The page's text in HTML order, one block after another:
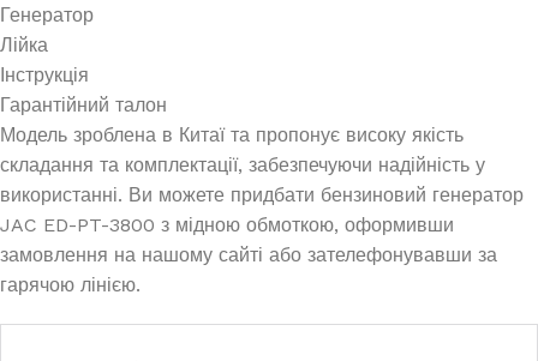
Генератор
Лійка
Інструкція
Гарантійний талон
Модель зроблена в Китаї та пропонує високу якість
складання та комплектації, забезпечуючи надійність у
використанні. Ви можете придбати бензиновий генератор
JAC ED-PT-3800 з мідною обмоткою, оформивши
замовлення на нашому сайті або зателефонувавши за
гарячою лінією.